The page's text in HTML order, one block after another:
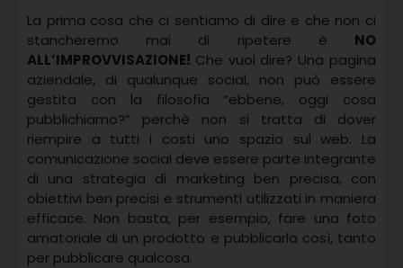
La prima cosa che ci sentiamo di dire e che non ci
stancheremo mai di ripetere è NO
ALL’IMPROVVISAZIONE! Che vuol dire? Una pagina
aziendale, di qualunque social, non può essere
gestita con la filosofia “ebbene, oggi cosa
pubblichiamo?” perchè non si tratta di dover
riempire a tutti i costi uno spazio sul web. La
comunicazione social deve essere parte integrante
di una strategia di marketing ben precisa, con
obiettivi ben precisi e strumenti utilizzati in maniera
efficace. Non basta, per esempio, fare una foto
amatoriale di un prodotto e pubblicarla così, tanto
per pubblicare qualcosa.